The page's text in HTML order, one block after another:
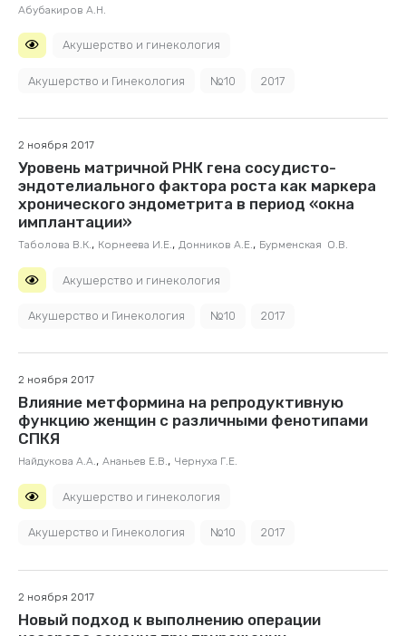
Абубакиров А.Н.
Акушерство и гинекология
Акушерство и Гинекология №10 2017
2 ноября 2017
Уровень матричной РНК гена сосудисто-
эндотелиального фактора роста как маркера
хронического эндометрита в период «окна
имплантации»
Таболова В.К., Корнеева И.Е., Донников А.Е., Бурменская О.В.
Акушерство и гинекология
Акушерство и Гинекология №10 2017
2 ноября 2017
Влияние метформина на репродуктивную
функцию женщин с различными фенотипами
СПКЯ
Найдукова А.А., Ананьев Е.В., Чернуха Г.Е.
Акушерство и гинекология
Акушерство и Гинекология №10 2017
2 ноября 2017
Новый подход к выполнению операции